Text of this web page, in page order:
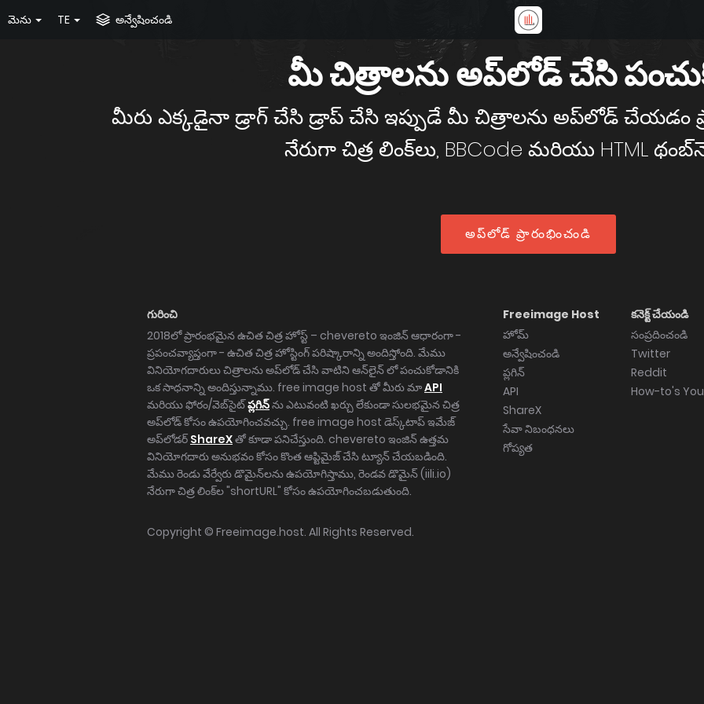
మెను TE అన్వేషించండి
మీ చిత్రాలను అప్‌లోడ్ చేసి
మీరు ఎక్కడైనా డ్రాగ్ చేసి డ్రాప్ చేసి ఇప్పుడే మీ చిత్రాలను అప్‌లోడ్ చేయడం
నేరుగా చిత్ర లింక్‌లు, BBCode మరియు HTML
అప్‌లోడ్ ప్రారంభించండి
గురించి
2018లో ప్రారంభమైన ఉచిత చిత్ర హోస్ట్ – chevereto ఇంజిన్ ఆధారంగా -
ప్రపంచవ్యాప్తంగా - ఉచిత చిత్ర హోస్టింగ్ పరిష్కారాన్ని అందిస్తోంది. మేము
వినియోగదారులు చిత్రాలను అప్‌లోడ్ చేసి వాటిని ఆన్‌లైన్ లో పంచుకోడానికి
ఒక సాధనాన్ని అందిస్తున్నాము. free image host తో మీరు మాAPI
మరియు ఫోరం/వెబ్‌సైట్ప్లగిన్ను ఎటువంటి ఖర్చు లేకుండా సులభమైన చిత్ర
అప్‌లోడ్ కోసం ఉపయోగించవచ్చు. free image host డెస్క్‌టాప్ ఇమేజ్
అప్‌లోడర్ ShareXతో కూడా పనిచేస్తుంది. chevereto ఇంజిన్ ఉత్తమ
వినియోగదారు అనుభవం కోసం కొంత ఆప్టిమైజ్ చేసి ట్యూన్ చేయబడింది.
మేము రెండు వేర్వేరు డొమైన్‌లను ఉపయోగిస్తాము, రెండవ డొమైన్ (iili.io)
నేరుగా చిత్ర లింక్‌ల "shortURL" కోసం ఉపయోగించబడుతుంది.
Freeimage Host
హోమ్
అన్వేషించండి
ప్లగిన్
API
ShareX
సేవా నిబంధనలు
గోప్యత
కనెక్ట్ చేయండి
సంప్రదించండి
Twitter
Reddit
How-to's
Copyright © Freeimage.host. All Rights Reserved.